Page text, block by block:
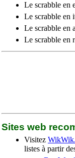
Le scrabble en
Le scrabble en
Le scrabble en
Le scrabble en
Sites web
Visitez
listes à partir